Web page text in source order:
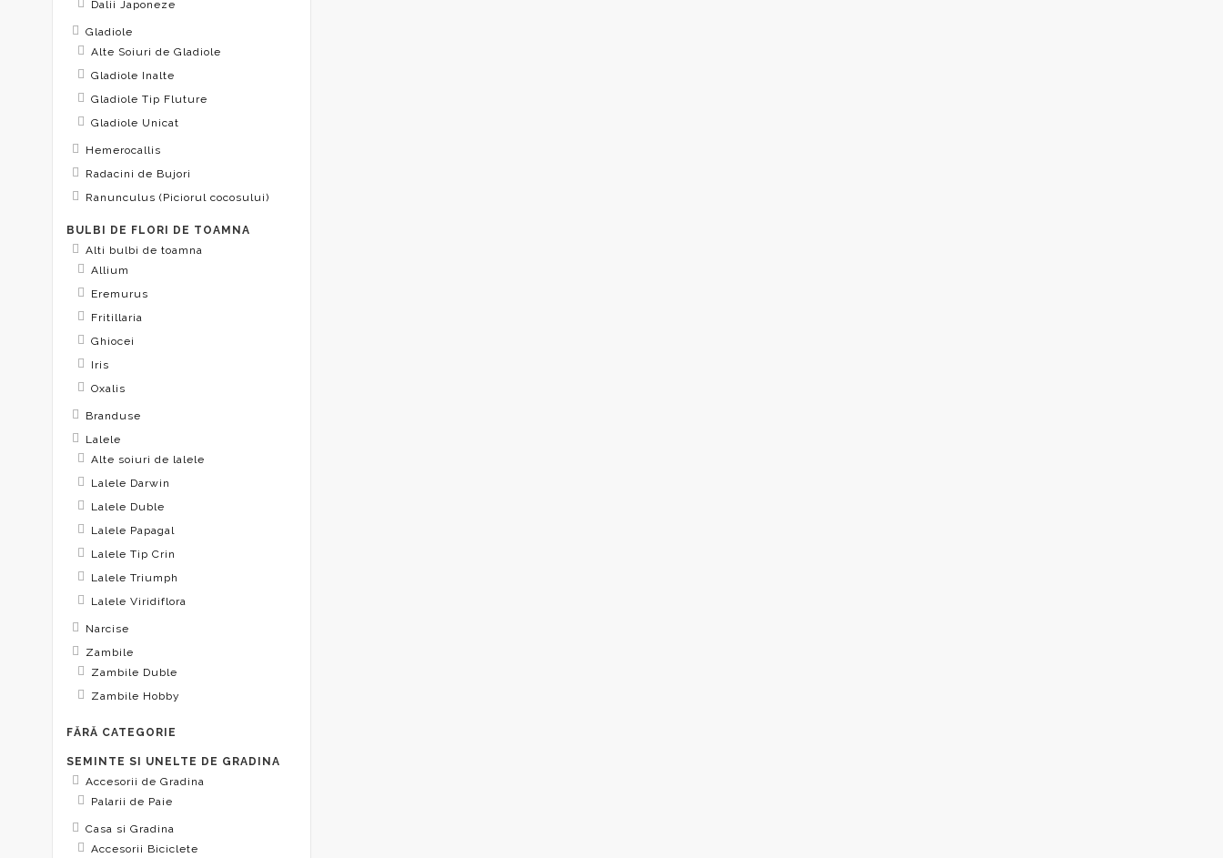
Dalii Japoneze
Gladiole
Alte Soiuri de Gladiole
Gladiole Inalte
Gladiole Tip Fluture
Gladiole Unicat
Hemerocallis
Radacini de Bujori
Ranunculus (Piciorul cocosului)
BULBI DE FLORI DE TOAMNA
Alti bulbi de toamna
Allium
Eremurus
Fritillaria
Ghiocei
Iris
Oxalis
Branduse
Lalele
Alte soiuri de lalele
Lalele Darwin
Lalele Duble
Lalele Papagal
Lalele Tip Crin
Lalele Triumph
Lalele Viridiflora
Narcise
Zambile
Zambile Duble
Zambile Hobby
FĂRĂ CATEGORIE
SEMINTE SI UNELTE DE GRADINA
Accesorii de Gradina
Palarii de Paie
Casa si Gradina
Accesorii Biciclete